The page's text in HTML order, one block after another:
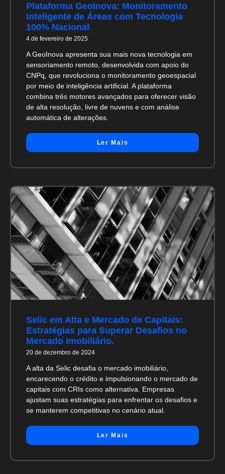
Plataforma GeoInova: Monitoramento
Inteligente de Áreas com Tecnologia
100% Nacional
4 de fevereiro de 2025
A GeoInova apresenta sua mais nova tecnologia em
sensoriamento remoto, desenvolvida com apoio do
CNPq, que revoluciona o monitoramento geoespacial
por meio de inteligência artificial. A plataforma
combina três motores avançados para oferecer visão
de alta resolução, livre de nuvens e com análise
automática de alterações.
Ler Mais
Selic em Alta e Mercado de Capitais:
Estratégias para Superar Desafios no
Mercado Imobiliário.
20 de dezembro de 2024
A alta da Selic desafia o mercado imobiliário,
encarecendo o crédito e impulsionando o mercado de
capitais com CRIs como alternativa. Empresas
ajustam suas estratégias para enfrentar os desafios e
se manterem competitivas no cenário atual.
Ler Mais